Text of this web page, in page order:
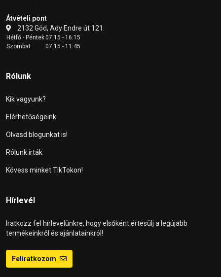
Átvételi pont
2132 Göd, Ady Endre út 121.
Hétfő - Péntek07:15 - 16:15
Szombat
07:15 - 11:45
Rólunk
Kik vagyunk?
Elérhetőségeink
Olvasd blogunkat is!
Rólunk írták
Kövess minket TikTokon!
Hírlevél
Iratkozz fel hírlevelünkre, hogy elsőként értesülj a legújabb
termékeinkről és ajánlatainkról!
Feliratkozom